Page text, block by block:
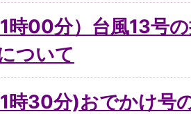
時00分）台風13号
ついて
時30分)おでかけ号